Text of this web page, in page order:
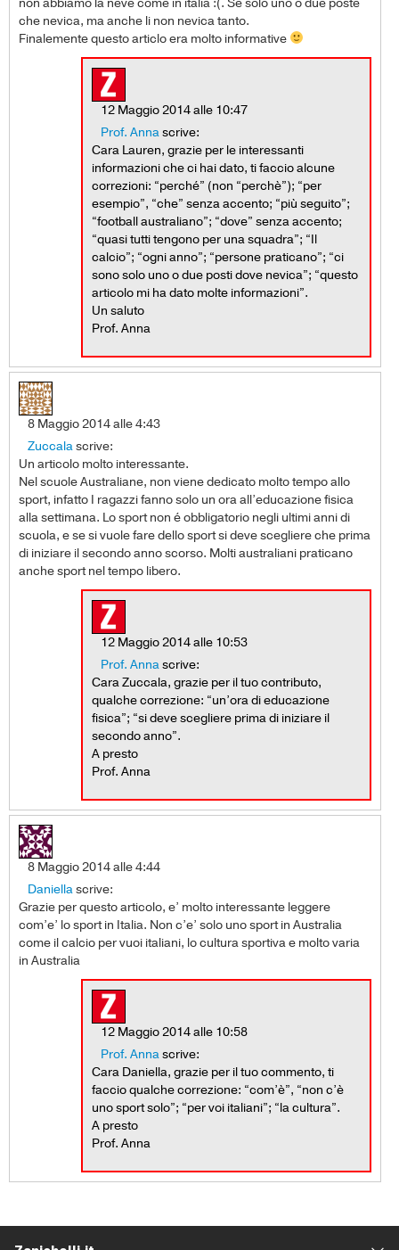
che nevica, ma anche li non nevica tanto.
Finalemente questo articlo era molto informative
12 Maggio 2014 alle 10:47
Prof. Annascrive:
Cara Lauren, grazie per le interessanti
informazioni che ci hai dato, ti faccio alcune
correzioni: “perché” (non “perchè”); “per
esempio”, “che” senza accento; “più seguito”;
“football australiano”; “dove” senza accento;
“quasi tutti tengono per una squadra”; “Il
calcio”; “ogni anno”; “persone praticano”; “ci
sono solo uno o due posti dove nevica”; “questo
articolo mi ha dato molte informazioni”.
Un saluto
Prof. Anna
8 Maggio 2014 alle 4:43
Zuccalascrive:
Un articolo molto interessante.
Nel scuole Australiane, non viene dedicato molto tempo allo
sport, infatto I ragazzi fanno solo un ora all’educazione fisica
alla settimana. Lo sport non é obbligatorio negli ultimi anni di
scuola, e se si vuole fare dello sport si deve scegliere che prima
di iniziare il secondo anno scorso. Molti australiani praticano
anche sport nel tempo libero.
12 Maggio 2014 alle 10:53
Prof. Annascrive:
Cara Zuccala, grazie per il tuo contributo,
qualche correzione: “un’ora di educazione
fisica”; “si deve scegliere prima di iniziare il
secondo anno”.
A presto
Prof. Anna
8 Maggio 2014 alle 4:44
Daniellascrive:
Grazie per questo articolo, e’ molto interessante leggere
com’e’ lo sport in Italia. Non c’e’ solo uno sport in Australia
come il calcio per vuoi italiani, lo cultura sportiva e molto varia
in Australia
12 Maggio 2014 alle 10:58
Prof. Annascrive:
Cara Daniella, grazie per il tuo commento, ti
faccio qualche correzione: “com’è”, “non c’è
uno sport solo”; “per voi italiani”; “la cultura”.
A presto
Prof. Anna